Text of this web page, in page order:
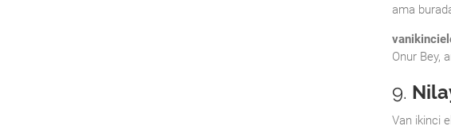
ama
Onur Bey,
9.
Van ikinci